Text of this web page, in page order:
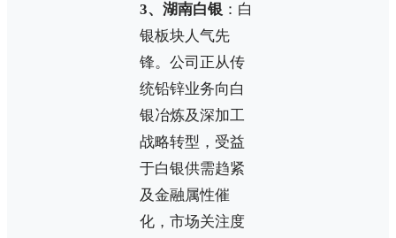
3、湖南白银 ：白
银板块人气先
锋。公司正从传
统铅锌业务向白
银冶炼及深加工
战略转型，受益
于白银供需趋紧
及金融属性催
化，市场关注度